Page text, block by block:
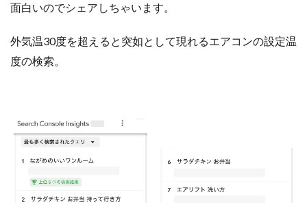
面白いのでシェアしちゃいます。
外気温30度を超えると突如として現れるエアコンの設定温
度の検索。